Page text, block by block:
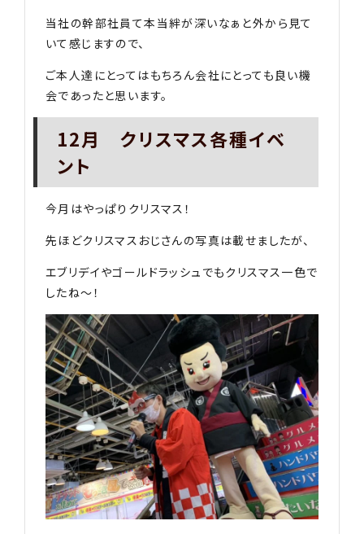
当社の幹部社員て本当絆が深いなぁと外から見て
いて感じますので、
ご本人達にとってはもちろん会社にとっても良い機
会であったと思います。
12月 クリスマス各種イベ
ント
今月はやっぱりクリスマス！
先ほどクリスマスおじさんの写真は載せましたが、
エブリデイやゴールドラッシュでもクリスマス一色で
したね〜！